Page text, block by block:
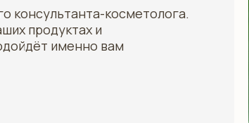
консультанта-косметолога.
продуктах и
именно вам